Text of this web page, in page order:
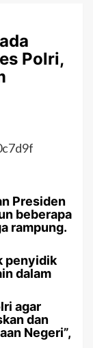
Polri,
Presiden
beberapa
rampung.
penyidik
dalam
agar
dan
Negeri”,